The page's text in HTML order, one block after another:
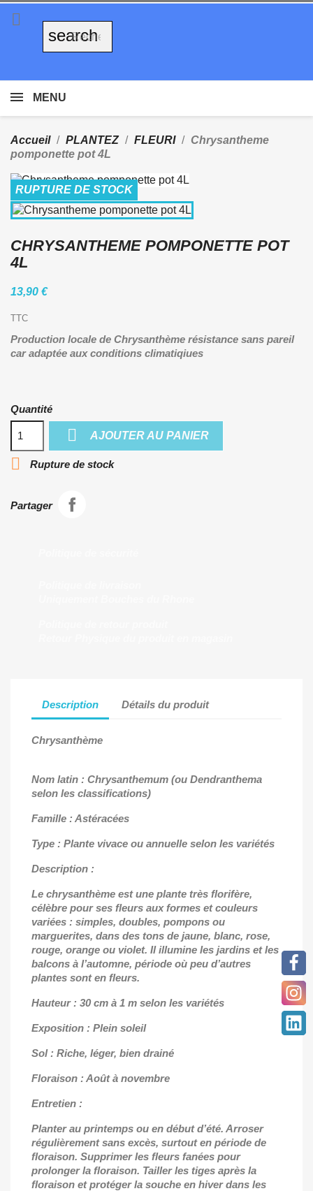

search
MENU
Accueil PLANTEZ FLEURI
Chrysantheme
pomponette pot 4L
RUPTURE DE STOCK
CHRYSANTHEME POMPONETTE POT
4L
13,90 €
TTC
Production locale de Chrysanthème résistance sans pareil
car adaptée aux conditions climatiqiues
Quantité
 AJOUTER AU PANIER
 Rupture de stock
Partager
Description Détails du produit
Chrysanthème
Nom latin : Chrysanthemum (ou Dendranthema
selon les classifications)
Famille : Astéracées
Type : Plante vivace ou annuelle selon les variétés
Description :
Le chrysanthème est une plante très florifère,
célèbre pour ses fleurs aux formes et couleurs
variées : simples, doubles, pompons ou
marguerites, dans des tons de jaune, blanc, rose,
rouge, orange ou violet. Il illumine les jardins et les
balcons à l’automne, période où peu d’autres
plantes sont en fleurs.
Hauteur : 30 cm à 1 m selon les variétés
Exposition : Plein soleil
Sol : Riche, léger, bien drainé
Floraison : Août à novembre
Entretien :
Planter au printemps ou en début d’été. Arroser
régulièrement sans excès, surtout en période de
floraison. Supprimer les fleurs fanées pour
prolonger la floraison. Tailler les tiges après la
floraison et protéger la souche en hiver dans les